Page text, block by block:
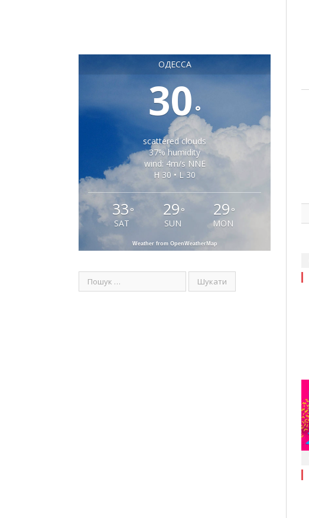
ОДЕССА
30°
scattered clouds
37% humidity
wind: 4m/s NNE
H 30 • L 30
33 °
SAT
29 °
SUN
29 °
MON
Weather from OpenWeatherMap